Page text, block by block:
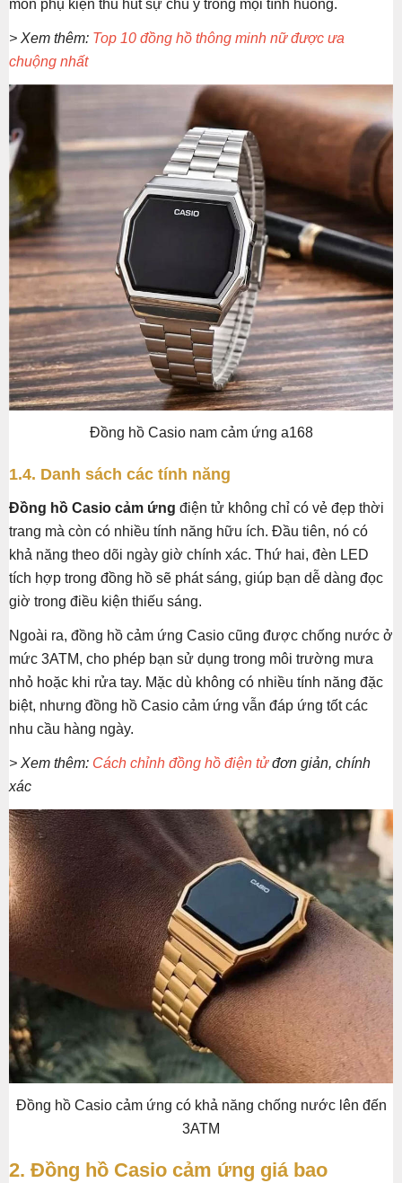
món phụ kiện thu hút sự chú ý trong mọi tình huống.
> Xem thêm: Top 10 đồng hồ thông minh nữ được ưa
chuộng nhất
Đồng hồ Casio nam cảm ứng a168
1.4. Danh sách các tính năng
Đồng hồ Casio cảm ứng điện tử không chỉ có vẻ đẹp thời
trang mà còn có nhiều tính năng hữu ích. Đầu tiên, nó có
khả năng theo dõi ngày giờ chính xác. Thứ hai, đèn LED
tích hợp trong đồng hồ sẽ phát sáng, giúp bạn dễ dàng đọc
giờ trong điều kiện thiếu sáng.
Ngoài ra, đồng hồ cảm ứng Casio cũng được chống nước ở
mức 3ATM, cho phép bạn sử dụng trong môi trường mưa
nhỏ hoặc khi rửa tay. Mặc dù không có nhiều tính năng đặc
biệt, nhưng đồng hồ Casio cảm ứng vẫn đáp ứng tốt các
nhu cầu hàng ngày.
> Xem thêm: Cách chỉnh đồng hồ điện tửđơn giản, chính
xác
Đồng hồ Casio cảm ứng có khả năng chống nước lên đến
3ATM
2. Đồng hồ Casio cảm ứng giá bao